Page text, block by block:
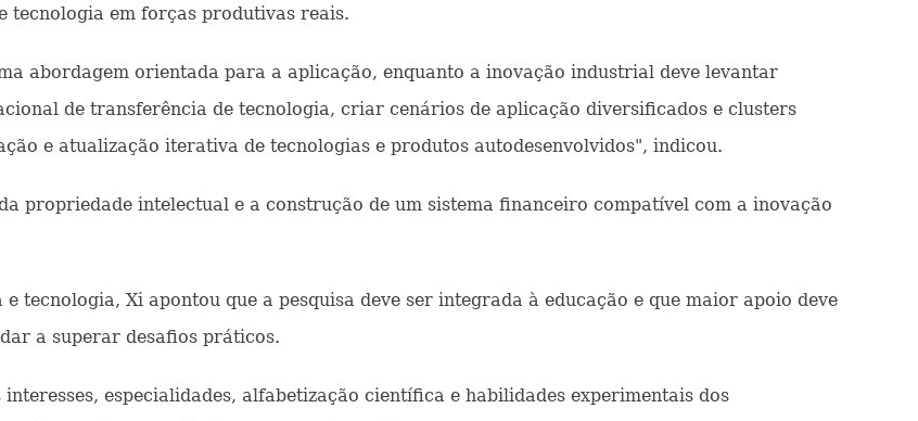
tecnologia em forças produtivas reais.
abordagem orientada para a aplicação, enquanto a inovação industrial deve levantar
de transferência de tecnologia, criar cenários de aplicação diversificados e clusters
e atualização iterativa de tecnologias e produtos autodesenvolvidos", indicou.
propriedade intelectual e a construção de um sistema financeiro compatível com a inovação
tecnologia, Xi apontou que a pesquisa deve ser integrada à educação e que maior apoio deve
a superar desafios práticos.
especialidades, alfabetização científica e habilidades experimentais dos